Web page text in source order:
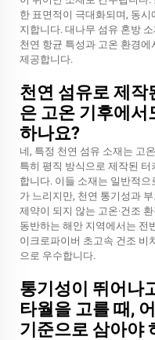
한 표면적이 극대화되며, 동
지합니다. 대나무 섬유 혼방
천연 항균 특성과 고온 환경
제공합니다.
천연 섬유로 제작
은 고온 기후에서
하나요?
네, 특정 천연 섬유 소재는 고
특히 평직 방식으로 제작된
합니다. 이들 소재는 일반적
가 느리지만, 천연 통기성과
제약이 되지 않는 고온·건조
동반하는 해안 지역에서는 전
이크로파이버 초고속 건조 비
으로 우수합니다.
통기성이 뛰어나
타월을 고를 때,
기준으로 삼아야